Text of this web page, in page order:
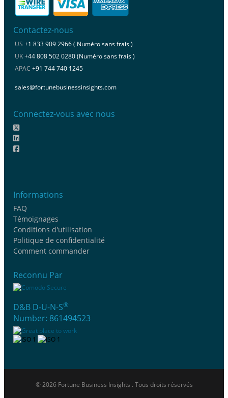
Contactez-nous
US +1 833 909 2966 ( Numéro sans frais )
UK+44 808 502 0280 (Numéro sans frais )
APAC +91 744 740 1245
sales@fortunebusinessinsights.com
Connectez-vous avec nous
Informations
FAQ
Témoignages
Conditions d'utilisation
Politique de confidentialité
Comment commander
Reconnu Par
D&B D-U-N-S®
Number: 861494523
© 2026 Fortune Business Insights . Tous droits réservés